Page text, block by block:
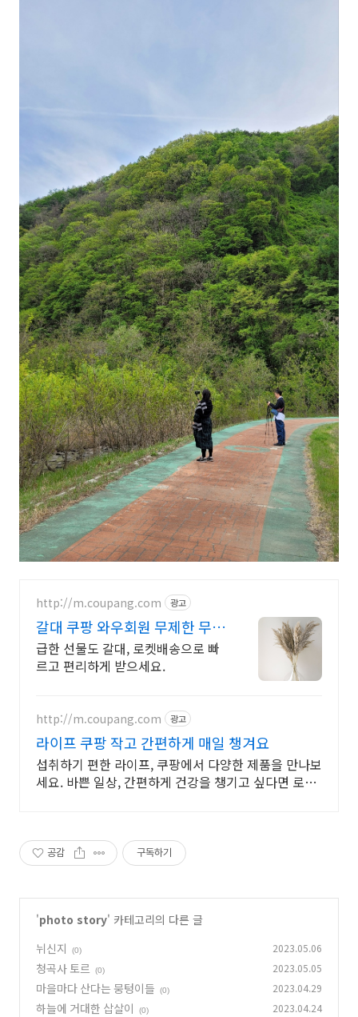
http://m.coupang.com 광고
갈대 쿠팡 와우회원 무제한 무료
배송
급한 선물도 갈대, 로켓배송으로 빠
르고 편리하게 받으세요.
http://m.coupang.com 광고
라이프 쿠팡 작고 간편하게 매일 챙겨요
섭취하기 편한 라이프, 쿠팡에서 다양한 제품을 만나보
세요. 바쁜 일상, 간편하게 건강을 챙기고 싶다면 로켓
공감 구독하기
'photo story' 카테고리의 다른 글
뉘신지
(0) 2023.05.06
청곡사 토르 (0) 2023.05.05
마을마다 산다는 뭉텅이들 (0) 2023.04.29
하늘에 거대한 삽살이 (0) 2023.04.24